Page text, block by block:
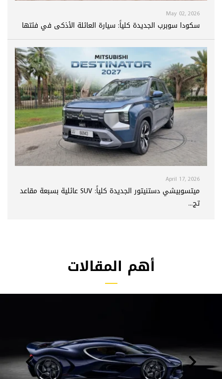
May 02, 2026
سكودا سوبرب الجديدة كلياً: سيارة العائلة الأذكى في فئتها
April 17, 2026
ميتسوبيشي دستنيتور الجديدة كلياً: SUV عائلية بسبعة مقاعد
تج...
أهم المقالات